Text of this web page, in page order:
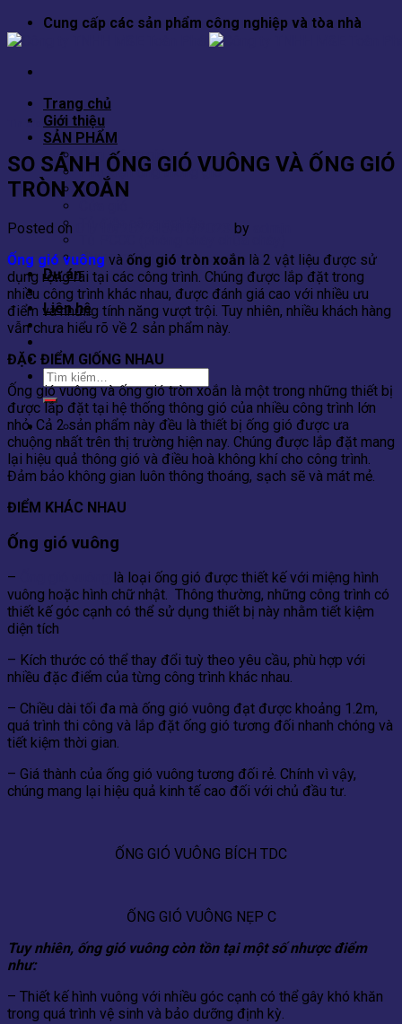
Skip
to
Cung cấp các sản phẩm công nghiệp và tòa nhà
Trang chủ
Giới thiệu
SẢN PHẨM
Ống thông gió
Phụ kiện ống thông gió
Van gió
Tủ PCCC (phòng cháy chữa cháy)
Thang máng cáp
Dự án
Tin tức
Liên hệ
Tìm
kiếm:
Contact
0866.788.575 - 0866.658.575
Tin tức
SO SÁNH ỐNG GIÓ VUÔNG VÀ ỐNG GIÓ
TRÒN XOẮN
Posted on by
Ống gió vuông và ống gió tròn xoắn là 2 vật liệu được sử
dụng rộng rãi tại các công trình. Chúng được lắp đặt trong
nhiều công trình khác nhau, được đánh giá cao với nhiều ưu
điểm và những tính năng vượt trội. Tuy nhiên, nhiều khách hàng
vẫn chưa hiểu rõ về 2 sản phẩm này.
ĐẶC ĐIỂM GIỐNG NHAU
Ống gió vuông và ống gió tròn xoắn là một trong những thiết bị
được lắp đặt tại hệ thống thông gió của nhiều công trình lớn
nhỏ. Cả 2 sản phẩm này đều là thiết bị ống gió được ưa
chuộng nhất trên thị trường hiện nay. Chúng được lắp đặt mang
lại hiệu quả thông gió và điều hoà không khí cho công trình.
Đảm bảo không gian luôn thông thoáng, sạch sẽ và mát mẻ.
ĐIỂM KHÁC NHAU
Ống gió vuông
–
là loại ống gió được thiết kế với miệng hình
vuông hoặc hình chữ nhật. Thông thường, những công trình có
thiết kế góc cạnh có thể sử dụng thiết bị này nhằm tiết kiệm
diện tích
– Kích thước có thể thay đổi tuỳ theo yêu cầu, phù hợp với
nhiều đặc điểm của từng công trình khác nhau.
– Chiều dài tối đa mà ống gió vuông đạt được khoảng 1.2m,
quá trình thi công và lắp đặt ống gió tương đối nhanh chóng và
tiết kiệm thời gian.
– Giá thành của ống gió vuông tương đối rẻ. Chính vì vậy,
chúng mang lại hiệu quả kinh tế cao đối với chủ đầu tư.
ỐNG GIÓ VUÔNG BÍCH TDC
ỐNG GIÓ VUÔNG NẸP C
Tuy nhiên, ống gió vuông còn tồn tại một số nhược điểm
như:
– Thiết kế hình vuông với nhiều góc cạnh có thể gây khó khăn
trong quá trình vệ sinh và bảo dưỡng định kỳ.